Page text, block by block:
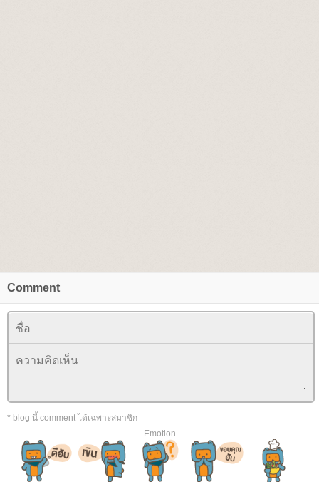
Comment
* blog นี้ comment ได้เฉพาะสมาชิก
Emotion